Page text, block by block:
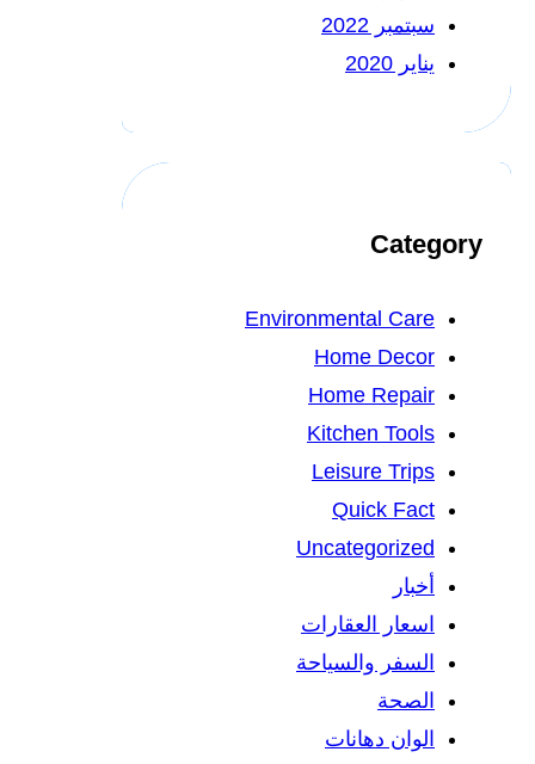
سبتمبر 2022
يناير 2020
Category
Environmental Care
Home Decor
Home Repair
Kitchen Tools
Leisure Trips
Quick Fact
Uncategorized
أخبار
اسعار العقارات
السفر والسياحة
الصحة
الوان دهانات